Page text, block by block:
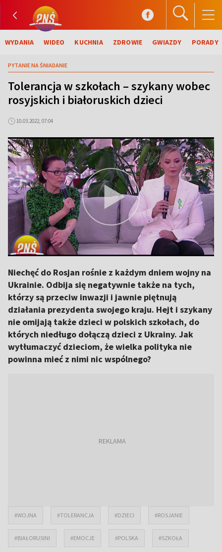
WYDANIA WIDEO KUCHNIA ZDROWIE GWIAZDY PORADY
PYTANIE NA ŚNIADANIE
Tolerancja w szkołach – szykany wobec
rosyjskich i białoruskich dzieci
10.03.2022, 07:04
Niechęć do Rosjan rośnie z każdym dniem wojny na
Ukrainie. Odbija się negatywnie także na tych,
którzy są przeciw inwazji i jawnie piętnują
działania prezydenta swojego kraju. Hejt i szykany
nie omijają także dzieci w polskich szkołach, do
których niedługo dołączą dzieci z Ukrainy. Jak
wytłumaczyć dzieciom, że wielka polityka nie
powinna mieć z nimi nic wspólnego?
#WOJNA #TOLERANCJA #DZIECI #ROSJANIE
#BIAŁORUSINI #EMOCJE #POLSKA #SZKOŁA